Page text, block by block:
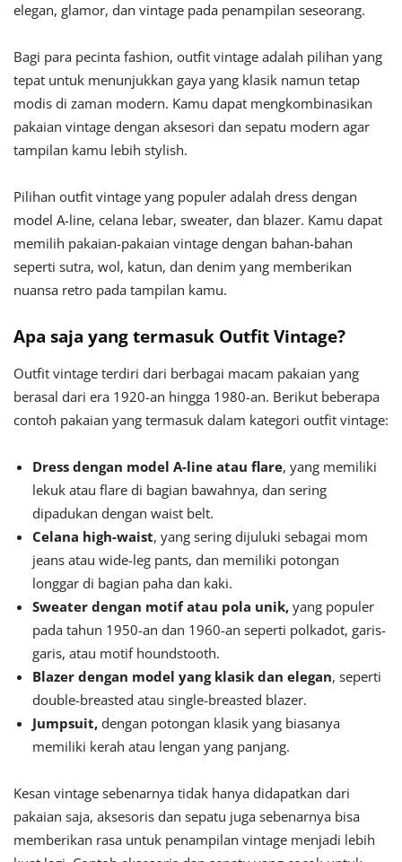
elegan, glamor, dan vintage pada penampilan seseorang.
Bagi para pecinta fashion, outfit vintage adalah pilihan yang
tepat untuk menunjukkan gaya yang klasik namun tetap
modis di zaman modern. Kamu dapat mengkombinasikan
pakaian vintage dengan aksesori dan sepatu modern agar
tampilan kamu lebih stylish.
Pilihan outfit vintage yang populer adalah dress dengan
model A-line, celana lebar, sweater, dan blazer. Kamu dapat
memilih pakaian-pakaian vintage dengan bahan-bahan
seperti sutra, wol, katun, dan denim yang memberikan
nuansa retro pada tampilan kamu.
Apa saja yang termasuk Outfit Vintage?
Outfit vintage terdiri dari berbagai macam pakaian yang
berasal dari era 1920-an hingga 1980-an. Berikut beberapa
contoh pakaian yang termasuk dalam kategori outfit vintage:
Dress dengan model A-line atau flare, yang memiliki
lekuk atau flare di bagian bawahnya, dan sering
dipadukan dengan waist belt.
Celana high-waist, yang sering dijuluki sebagai mom
jeans atau wide-leg pants, dan memiliki potongan
longgar di bagian paha dan kaki.
Sweater dengan motif atau pola unik, yang populer
pada tahun 1950-an dan 1960-an seperti polkadot, garis-
garis, atau motif houndstooth.
Blazer dengan model yang klasik dan elegan, seperti
double-breasted atau single-breasted blazer.
Jumpsuit, dengan potongan klasik yang biasanya
memiliki kerah atau lengan yang panjang.
Kesan vintage sebenarnya tidak hanya didapatkan dari
pakaian saja, aksesoris dan sepatu juga sebenarnya bisa
memberikan rasa untuk penampilan vintage menjadi lebih